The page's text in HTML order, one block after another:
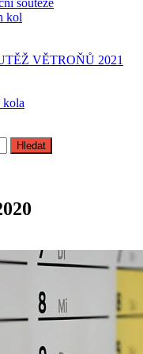
soutěže
kol
VĚTROŇŮ 2021